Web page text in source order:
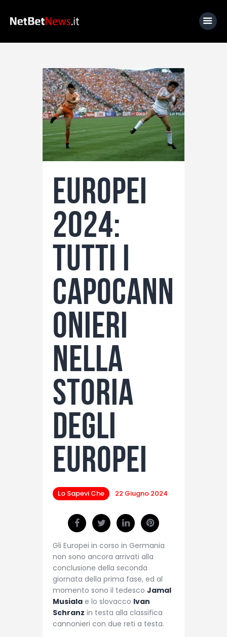
Home
News
Calcio
Basket
Tennis
Fantacalcio
I consigli di Giulia
Serie A
Europei
2024:
Tutti i
capocann
onieri
nella
storia
degli
Europei
Lo Sapevi Che 22 Giugno 2024
Gli Europei in corso in Germania
non sono ancora arrivati alla
conclusione della seconda
giornata della prima fase, ed al
momento sono il tedesco Jamal
Musiala e lo slovacco Ivan
Schranz in testa alla classifica
cannonieri con due reti a testa.